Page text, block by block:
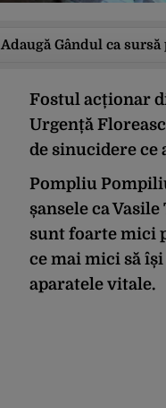
Adaugă Gândul ca sursă
Fostul acționar
Urgență
de sinucidere ce
Pompliu
șansele ca
sunt foarte mici
ce mai mici să
aparatele vitale.